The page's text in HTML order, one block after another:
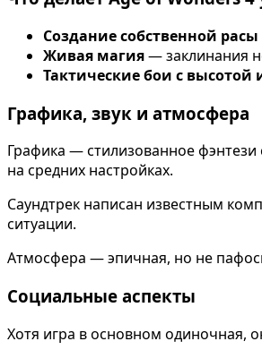
Создание собственной расы
Живая магия— заклинания
Тактические бои с
Графика, звук и атмосфера
Графика — стилизованное
на средних настройках.
Саундтрек написан известным
ситуации.
Атмосфера — эпичная, но не
Социальные аспекты
Хотя игра в основном одиночная,